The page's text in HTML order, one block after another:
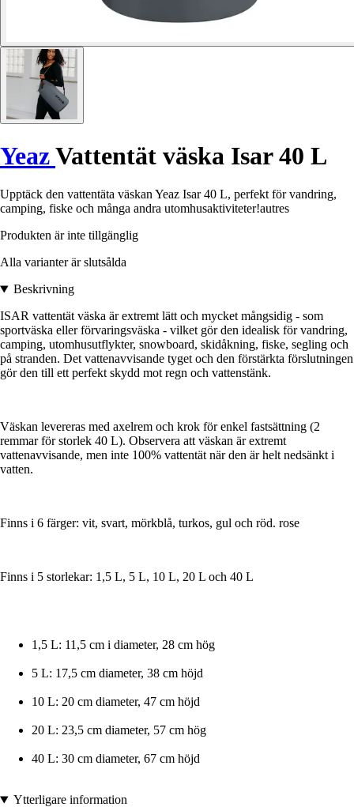
YeazVattentät väska Isar 40 L
Upptäck den vattentäta väskan Yeaz Isar 40 L, perfekt för vandring,
camping, fiske och många andra utomhusaktiviteter!autres
Produkten är inte tillgänglig
Alla varianter är slutsålda
Beskrivning
ISAR vattentät väska är extremt lätt och mycket mångsidig - som
sportväska eller förvaringsväska - vilket gör den idealisk för vandring,
camping, utomhusutflykter, snowboard, skidåkning, fiske, segling och
på stranden. Det vattenavvisande tyget och den förstärkta förslutningen
gör den till ett perfekt skydd mot regn och vattenstänk.
Väskan levereras med axelrem och krok för enkel fastsättning (2
remmar för storlek 40 L). Observera att väskan är extremt
vattenavvisande, men inte 100% vattentät när den är helt nedsänkt i
vatten.
Finns i 6 färger: vit, svart, mörkblå, turkos, gul och röd. rose
Finns i 5 storlekar: 1,5 L, 5 L, 10 L, 20 L och 40 L
1,5 L: 11,5 cm i diameter, 28 cm hög
5 L: 17,5 cm diameter, 38 cm höjd
10 L: 20 cm diameter, 47 cm höjd
20 L: 23,5 cm diameter, 57 cm hög
40 L: 30 cm diameter, 67 cm höjd
Ytterligare information